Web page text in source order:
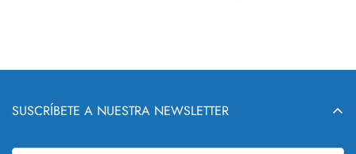
SUSCRÍBETE A NUESTRA NEWSLETTER